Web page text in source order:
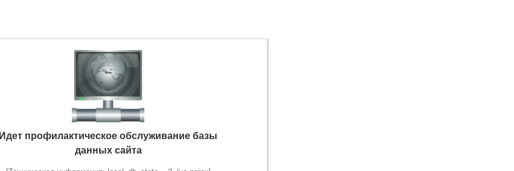
Идет профилактическое обслуживание базы
данных сайта